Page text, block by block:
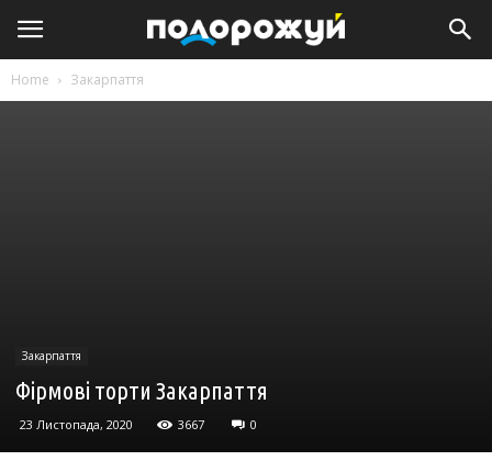
Home Закарпаття
Закарпаття
Фірмові торти Закарпаття
23 Листопада, 2020 3667 0